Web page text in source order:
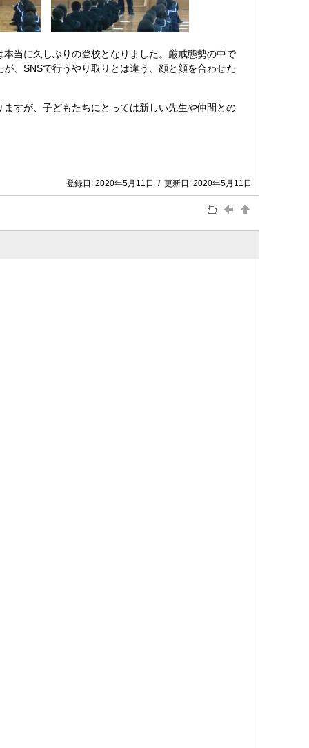
当に久しぶりの登校となりました。厳戒態勢の中で
、SNSで行うやり取りとは違う、顔と顔を合わせた
すが、子どもたちにとっては新しい先生や仲間との
登録日: 2020年5月11日 / 更新日: 2020年5月11日